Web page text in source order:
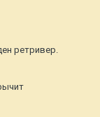
ретривер.